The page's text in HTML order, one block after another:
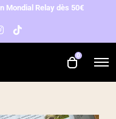
Mondial Relay dès 50€
0